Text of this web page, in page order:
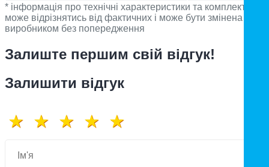
* інформація про технічні характеристики та комплектацію
може відрізнятись від фактичних і може бути змінена
виробником без попередження
Залиште першим свій відгук!
Залишити відгук